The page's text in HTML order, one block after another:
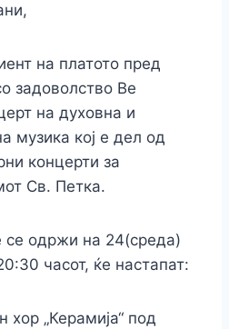
на платото пред
задоволство Ве
на духовна и
музика кој е дел од
концерти за
Св. Петка.
се одржи на 24(среда)
часот, ќе настапат:
„Керамија“ под